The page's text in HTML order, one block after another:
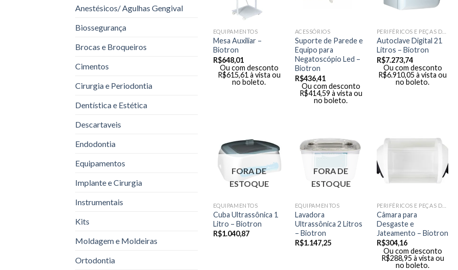
Anestésicos/ Agulhas Gengival
Biossegurança
Brocas e Broqueiros
Cimentos
Cirurgia e Periodontia
Dentística e Estética
Descartaveis
Endodontia
Equipamentos
Implante e Cirurgia
Instrumentais
Kits
Moldagem e Moldeiras
Ortodontia
EQUIPAMENTOS
Mesa Auxiliar –
Biotron
R$648,01
Ou com desconto
R$615,61 à vista ou
no boleto.
ACESSÓRIOS
Suporte de Parede e
Equipo para
Negatoscópio Led –
Biotron
R$436,41
Ou com desconto
R$414,59 à vista ou
no boleto.
Autoclave Digital 21
Litros – Biotron
R$7.273,74
Ou com desconto
R$6.910,05 à vista ou
no boleto.
FORA DE
ESTOQUE
EQUIPAMENTOS
Cuba Ultrassônica 1
Litro – Biotron
R$1.040,87
FORA DE
ESTOQUE
EQUIPAMENTOS
Lavadora
Ultrassônica 2 Litros
– Biotron
R$1.147,25
Câmara para
Desgaste e
Jateamento – Biotron
R$304,16
Ou com desconto
R$288,95 à vista ou
no boleto.